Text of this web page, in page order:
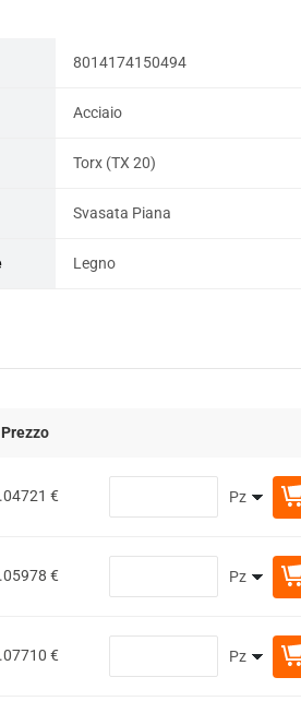
8014174150494
Acciaio
Torx (TX 20)
Svasata Piana
Legno
Prezzo
€
€
€